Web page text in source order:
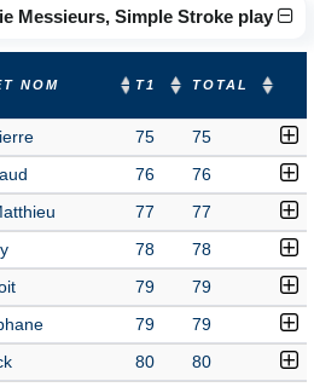
Messieurs, Simple Stroke play
NOM T1 TOTAL
75 75
76 76
77 77
78 78
79 79
79 79
80 80